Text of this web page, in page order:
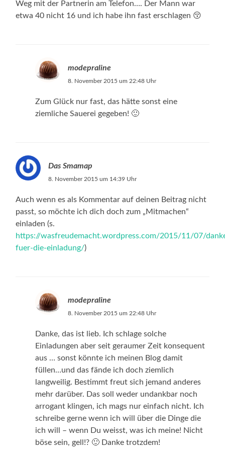
Weg mit der Partnerin am Telefon…. Der Mann war
etwa 40 nicht 16 und ich habe ihn fast erschlagen 😚
modepraline
8. November 2015 um 22:48 Uhr
Zum Glück nur fast, das hätte sonst eine
ziemliche Sauerei gegeben! 🙂
Das Smamap
8. November 2015 um 14:39 Uhr
Auch wenn es als Kommentar auf deinen Beitrag nicht
passt, so möchte ich dich doch zum „Mitmachen“
einladen (s.
https://wasfreudemacht.wordpress.com/2015/11/07/
fuer-die-einladung/)
modepraline
8. November 2015 um 22:48 Uhr
Danke, das ist lieb. Ich schlage solche
Einladungen aber seit geraumer Zeit konsequent
aus … sonst könnte ich meinen Blog damit
füllen…und das fände ich doch ziemlich
langweilig. Bestimmt freut sich jemand anderes
mehr darüber. Das soll weder undankbar noch
arrogant klingen, ich mags nur einfach nicht. Ich
schreibe gerne wenn ich will über die Dinge die
ich will – wenn Du weisst, was ich meine! Nicht
böse sein, gell!? 🙂 Danke trotzdem!